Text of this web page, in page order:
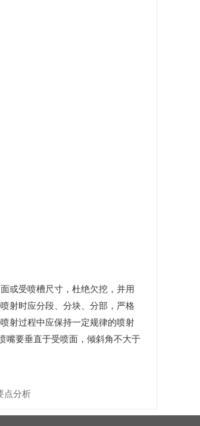
或受喷槽尺寸，杜绝欠挖，并用
射时应分段、分块、分部，严格
射过程中应保持一定规律的喷射
嘴要垂直于受喷面，倾斜角不大于
点分析